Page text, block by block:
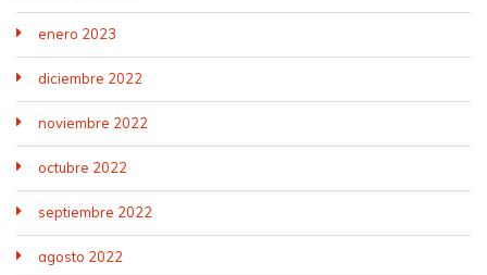
enero 2023
diciembre 2022
noviembre 2022
octubre 2022
septiembre 2022
agosto 2022